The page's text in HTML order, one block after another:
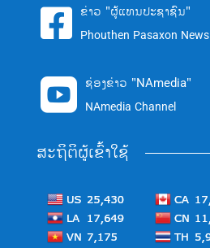
 ຂ່າວ "ຜູ້ແທນປະຊາຊົນ"
Phouthen Pasaxon News
 ຊ່ອງຂ່າວ "NAmedia"
NAmedia Channel
ສະຖິຕິຜູ້ເຂົ້າໃຊ້